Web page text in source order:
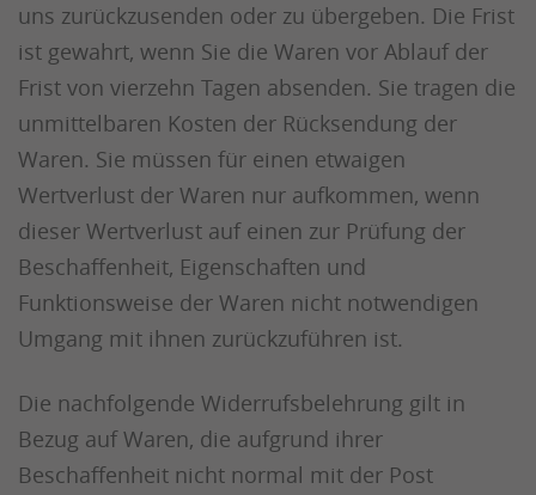
uns zurückzusenden oder zu übergeben. Die Frist
ist gewahrt, wenn Sie die Waren vor Ablauf der
Frist von vierzehn Tagen absenden. Sie tragen die
unmittelbaren Kosten der Rücksendung der
Waren. Sie müssen für einen etwaigen
Wertverlust der Waren nur aufkommen, wenn
dieser Wertverlust auf einen zur Prüfung der
Beschaffenheit, Eigenschaften und
Funktionsweise der Waren nicht notwendigen
Umgang mit ihnen zurückzuführen ist.
Die nachfolgende Widerrufsbelehrung gilt in
Bezug auf Waren, die aufgrund ihrer
Beschaffenheit nicht normal mit der Post